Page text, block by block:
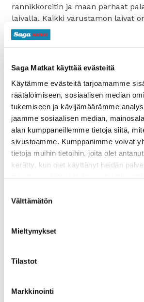
Saga Matkat käyttää evästeitä
Käytämme evästeitä tarjoamamme
räätälöimiseen, sosiaalisen median
tukemiseen ja kävijämäärämme
jaamme sosiaalisen median,
alan kumppaneillemme tietoja siitä,
sivustoamme. Kumppanimme voivat
tietoja muihin tietoihin, joita olet
kerätty, kun olet käyttänyt heidän
valinta
Välttämätön
Mieltymykset
Tilastot
Markkinointi
rannikkoreitin ja maan parhaat
laivalla. Kaikki varustamon laivat
2020-luvulla, joten kyse on
aluksista. Tunne norjalaisen
yötaivaalla tanssivat maagiset
Tutustu reittiin
Säännöt